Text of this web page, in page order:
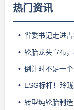
热门资讯
省委书记走进
轮胎龙头宣布，
倒计时不足一
ESG标杆！玲
转型纯轮胎制